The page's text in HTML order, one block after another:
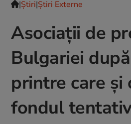
|Ştiri|Știri Externe
Asociații de
Bulgariei
printre care și
fondul